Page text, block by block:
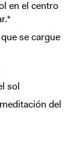
en el centro
se cargue
sol
del